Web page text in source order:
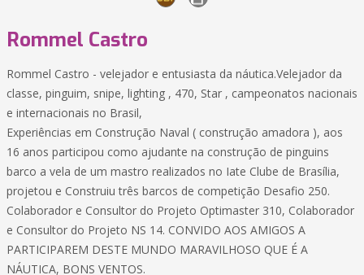
Rommel Castro
Rommel Castro - velejador e entusiasta da náutica.Velejador da
classe, pinguim, snipe, lighting , 470, Star , campeonatos nacionais
e internacionais no Brasil,
Experiências em Construção Naval ( construção amadora ), aos
16 anos participou como ajudante na construção de pinguins
barco a vela de um mastro realizados no Iate Clube de Brasília,
projetou e Construiu três barcos de competição Desafio 250.
Colaborador e Consultor do Projeto Optimaster 310, Colaborador
e Consultor do Projeto NS 14. CONVIDO AOS AMIGOS A
PARTICIPAREM DESTE MUNDO MARAVILHOSO QUE É A
NÁUTICA, BONS VENTOS.